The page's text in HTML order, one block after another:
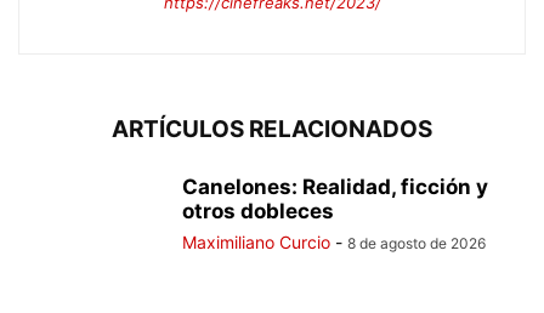
ARTÍCULOS RELACIONADOS
Canelones: Realidad, ficción y
otros dobleces
Maximiliano Curcio - 8 de agosto de 2026